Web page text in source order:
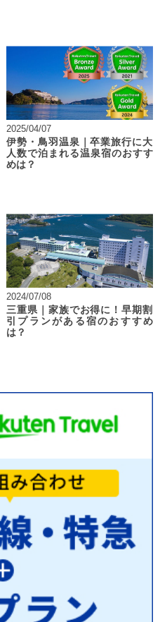
2025/04/07
伊勢・鳥羽温泉｜卒業旅行に大
人数で泊まれる温泉宿のおすす
めは？
2024/07/08
三重県｜家族でお得に！早期割
引プランがある宿のおすすめ
は？